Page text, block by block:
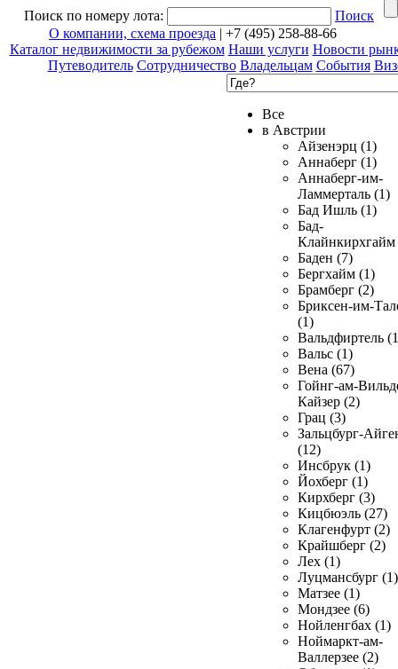
Поиск по номеру лота:
Поиск
О компании, схема проезда | +7 (495) 258-88-66
Каталог недвижимости за рубежом Наши услуги Новости
Путеводитель Сотрудничество Владельцам События
Все
в Австрии
Айзенэрц (1)
Аннаберг (1)
Аннаберг-им-
Ламмерталь (1)
Бад Ишль (1)
Бад-
Клайнкирхгайм
Баден (7)
Бергхайм (1)
Брамберг (2)
Бриксен-им-
(1)
Вальдфиртель
Вальс (1)
Вена (67)
Гойнг-ам-
Кайзер (2)
Грац (3)
Зальцбург-
(12)
Инсбрук (1)
Йохберг (1)
Кирхберг (3)
Кицбюэль (27)
Клагенфурт (2)
Крайшберг (2)
Лех (1)
Луцмансбург (1)
Матзее (1)
Мондзее (6)
Нойленгбах (1)
Ноймаркт-ам-
Валлерзее (2)